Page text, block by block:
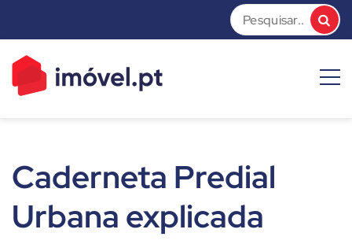
content
Caderneta Predial
Urbana explicada